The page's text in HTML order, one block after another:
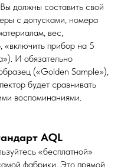
должны составить свой
с допусками, номера
вес,
«включить прибор на 5
И обязательно
(«Golden Sample»),
будет сравнивать
воспоминаниями.
AQL
«бесплатной»
фабрики. Это прямой